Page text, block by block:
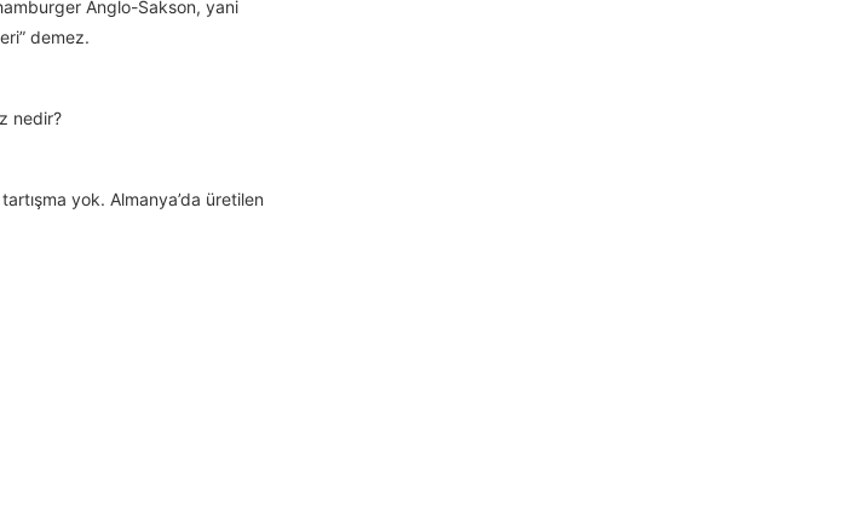
Anglo-Sakson, yani
demez.
nedir?
yok. Almanya’da üretilen